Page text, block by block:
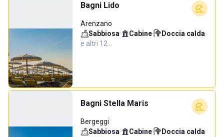
Bagni Lido
Arenzano
Sabbiosa· Cabine· Doccia calda·
e altri 12…
Bagni Stella Maris
Bergeggi
Sabbiosa· Cabine· Doccia calda·